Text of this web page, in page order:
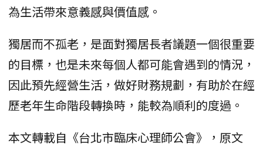
為生活帶來意義感與價值感。
獨居而不孤老，是面對獨居長者議題一個很重要
的目標，也是未來每個人都可能會遇到的情況，
因此預先經營生活，做好財務規劃，有助於在經
歷老年生命階段轉換時，能較為順利的度過。
本文轉載自《台北市臨床心理師公會》，原文